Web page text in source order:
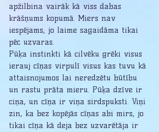
apžilbina vairāk kā viss dabas
krāšņums kopumā. Miers nav
iespējams, jo laime sagaidāma tikai
pēc uzvaras.
Pūķa instinkti kā cilvēku grēki visus
ierauj cīņas virpulī visus kas tuvu kā
attaisnojumos lai neredzētu būtību
un rastu prāta mieru. Pūķa dzīve ir
ciņa, un cīņa ir viņa sirdspuksti. Viņi
zin, ka bez kopējās cīņas abi mirs, jo
tikai cīņa kā deja bez uzvarētāja ir